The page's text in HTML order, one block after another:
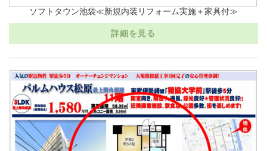
ソフトタウン池袋≪新規内装リフォーム実施＋家具付≫
詳細を見る